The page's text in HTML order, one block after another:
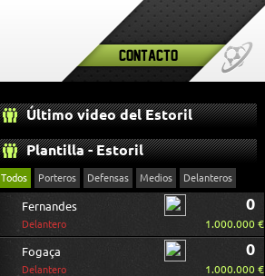
Contacto
Último video del Estoril
Plantilla - Estoril
Todos Porteros Defensas Medios Delanteros
Fernandes
Delantero
0
1.000.000 €
Fogaça
Delantero
0
1.000.000 €